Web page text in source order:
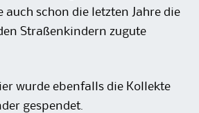
auch schon die letzten Jahre die
Straßenkindern zugute
wurde ebenfalls die Kollekte
gespendet.